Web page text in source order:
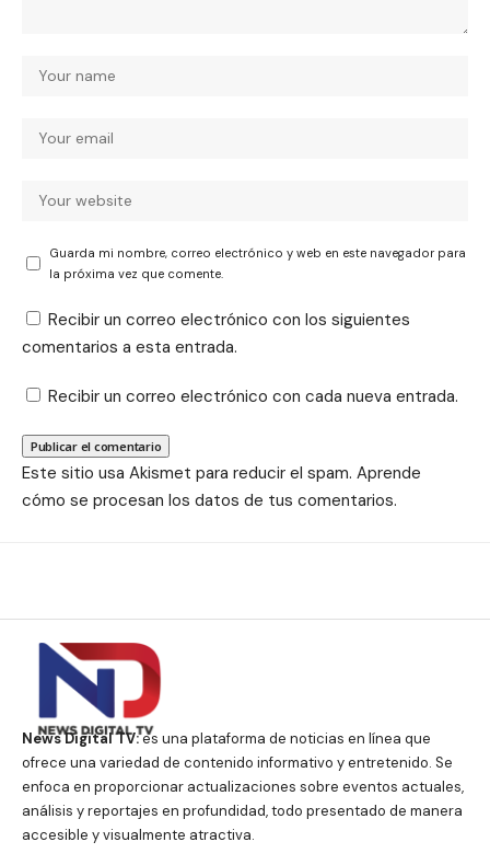
Guarda mi nombre, correo electrónico y web en este navegador para
la próxima vez que comente.
Recibir un correo electrónico con los siguientes
comentarios a esta entrada.
Recibir un correo electrónico con cada nueva entrada.
Este sitio usa Akismet para reducir el spam. Aprende
cómo se procesan los datos de tus comentarios.
News Digital TV:es una plataforma de noticias en línea que
ofrece una variedad de contenido informativo y entretenido. Se
enfoca en proporcionar actualizaciones sobre eventos actuales,
análisis y reportajes en profundidad, todo presentado de manera
accesible y visualmente atractiva.